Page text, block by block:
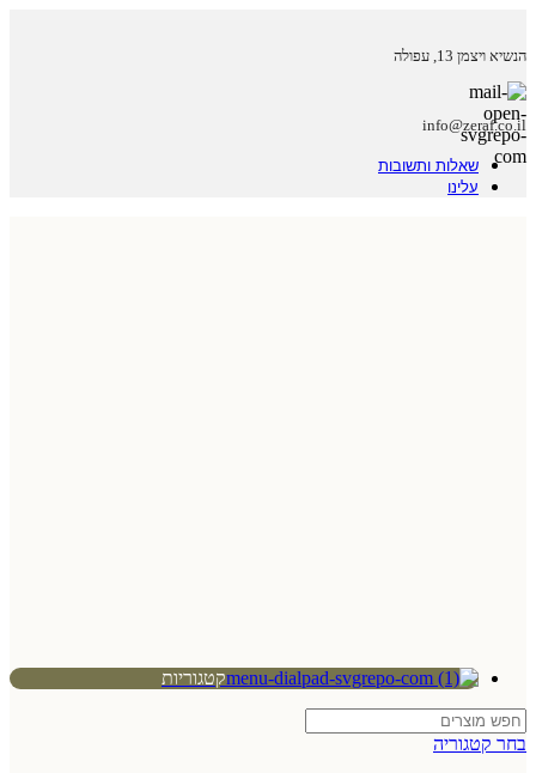
הנשיא ויצמן 13, עפולה
info@zeraf.co.il
שאלות ותשובות
עלינו
קטגוריות
בחר קטגוריה